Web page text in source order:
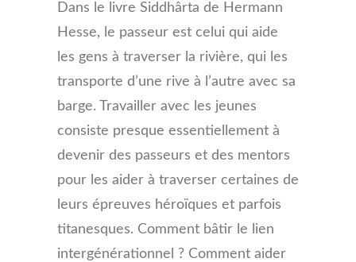
Dans le livre Siddhârta de Hermann
Hesse, le passeur est celui qui aide
les gens à traverser la rivière, qui les
transporte d’une rive à l’autre avec sa
barge. Travailler avec les jeunes
consiste presque essentiellement à
devenir des passeurs et des mentors
pour les aider à traverser certaines de
leurs épreuves héroïques et parfois
titanesques. Comment bâtir le lien
intergénérationnel ? Comment aider